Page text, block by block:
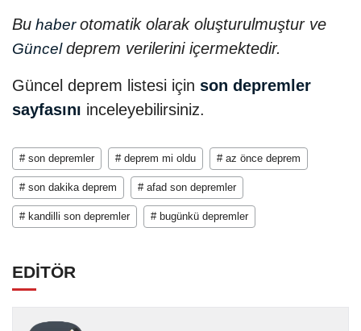
Bu haberotomatik olarak oluşturulmuştur ve
Günceldeprem verilerini içermektedir.
Güncel deprem listesi için son depremler
sayfasını inceleyebilirsiniz.
# son depremler # deprem mi oldu # az önce deprem
# son dakika deprem # afad son depremler
# kandilli son depremler # bugünkü depremler
EDİTÖR